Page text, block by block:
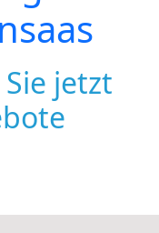
jetzt